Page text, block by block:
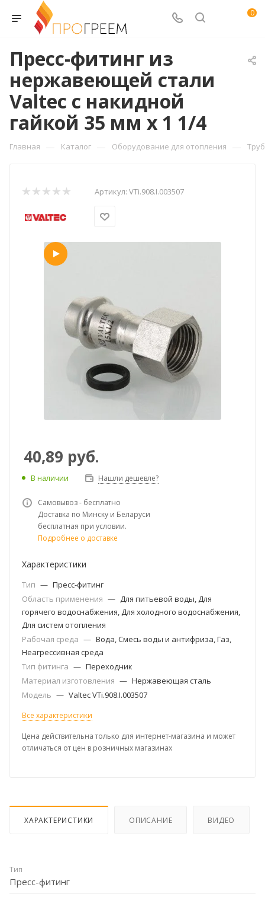
0
Пресс-фитинг из
нержавеющей стали
Valtec с накидной
гайкой 35 мм x 1 1/4
Главная — Каталог — Оборудование для отопления —
Артикул: VTi.908.I.003507
40,89 руб.
В наличии Нашли дешевле?
Самовывоз - бесплатно
Доставка по Минску и Беларуси
бесплатная при условии.
Подробнее о доставке
Характеристики
Тип — Пресс-фитинг
Область применения — Для питьевой воды, Для
горячего водоснабжения, Для холодного водоснабжения,
Для систем отопления
Рабочая среда — Вода, Смесь воды и антифриза, Газ,
Неагрессивная среда
Тип фитинга — Переходник
Материал изготовления — Нержавеющая сталь
Модель — Valtec VTi.908.I.003507
Все характеристики
Цена действительна только для интернет-магазина и может
отличаться от цен в розничных магазинах
ХАРАКТЕРИСТИКИ ОПИСАНИЕ ВИДЕО
Тип
Пресс-фитинг